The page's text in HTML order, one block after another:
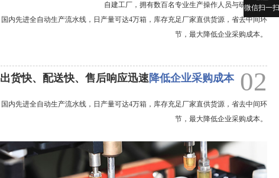
自建工厂，拥有数百名专业生产操作人员与研发团队
国内先进全自动生产流水线，日产量可达4万箱，库存充足厂家直供货源，省去中间环
节，最大降低企业采购成本。
02
出货快、配送快、售后响应迅速降低企业采购成本
国内先进全自动生产流水线，日产量可达4万箱，库存充足厂家直供货源，省去中间环
节，最大降低企业采购成本。
微信扫一扫